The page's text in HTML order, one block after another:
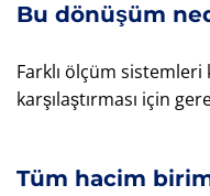
Bu dönüşüm
Farklı ölçüm
karşılaştırması için
Tüm hacim